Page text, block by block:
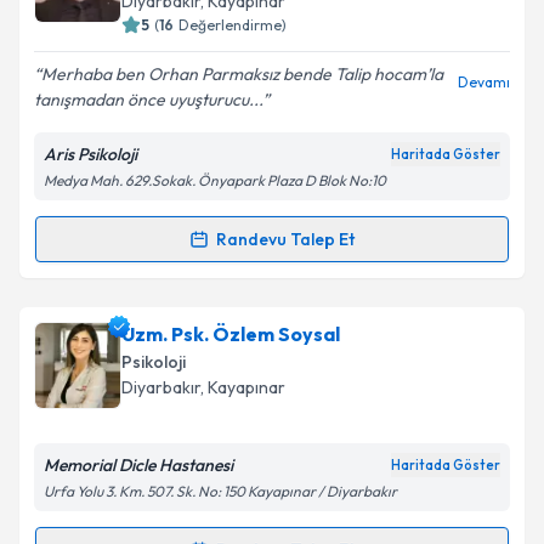
Kişisel verilerimin işlenmesine ilişkin
Aydınlatma
Metni'ni okudum ve kişisel verilerimin belirtilen
kapsamda işlenmesini kabul ediyorum.
5 (16 Değerlendirme)
Merhaba ben Orhan Parmaksız bende Talip hocam’la
tanışmadan önce uyuşturucu...
Devamı
Aris Psikoloji Haritada Göster
Medya Mah. 629.Sokak. Önyapark Plaza D Blok No:10
Randevu Talep Et
Randevu Takvimi Talebi
Uzm. Psk. Talip Samiiçin randevu takvimi talebi
oluşturun. Size bu uzmandan randevu almanız için bir
takvim hazırlandığında e-posta ile bilgilendireceğiz.
Uzm. Psk. Özlem Soysal
Psikoloji
Diyarbakır, Kayapınar
Memorial Dicle Hastanesi Haritada Göster
Urfa Yolu 3. Km. 507. Sk. No: 150 Kayapınar / Diyarbakır